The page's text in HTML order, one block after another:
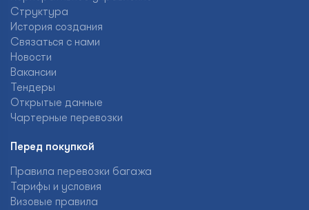
Структура
История создания
Связаться с нами
Новости
Вакансии
Тендеры
Открытые данные
Чартерные перевозки
Перед покупкой
Правила перевозки багажа
Тарифы и условия
Визовые правила